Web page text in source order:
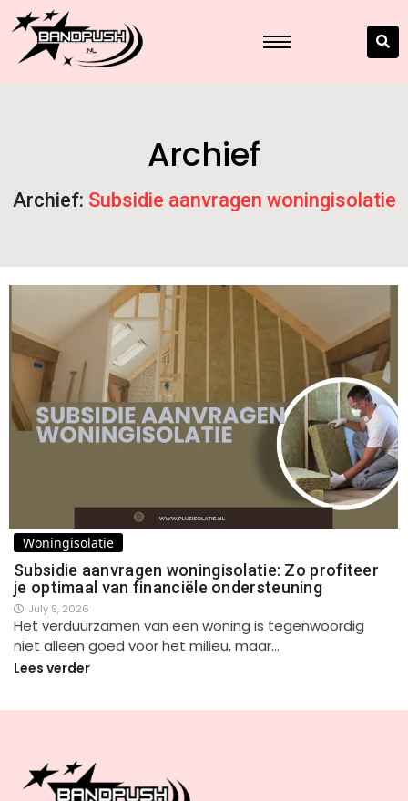
Archief
Archief: Subsidie aanvragen woningisolatie
Woningisolatie
Subsidie aanvragen woningisolatie: Zo profiteer
je optimaal van financiële ondersteuning
July 9, 2026
Het verduurzamen van een woning is tegenwoordig
niet alleen goed voor het milieu, maar…
Lees verder